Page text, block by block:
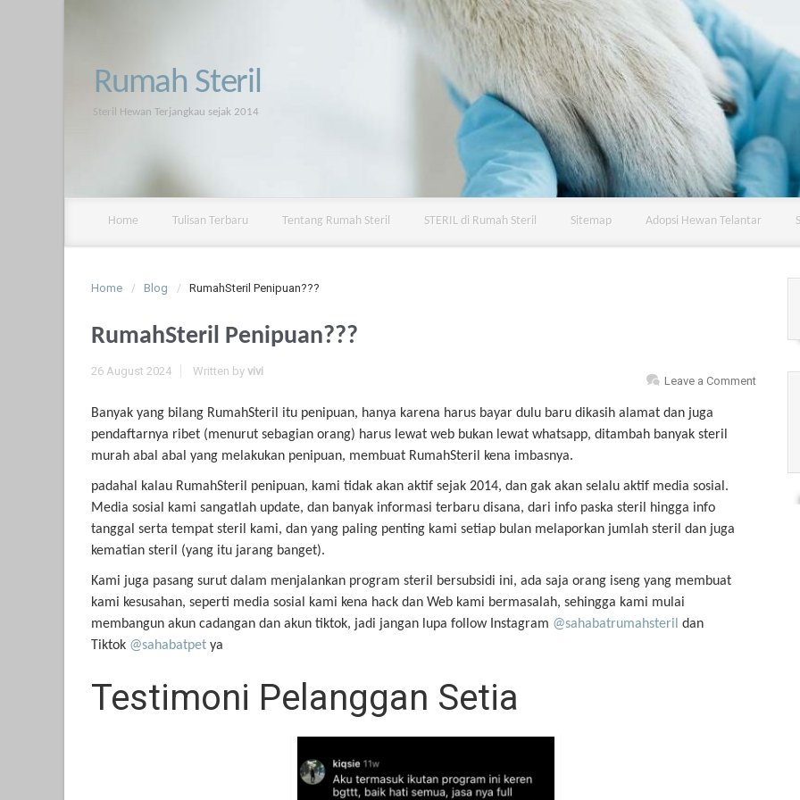
Rumah Steril
Steril Hewan Terjangkau sejak 2014
Home Tulisan Terbaru Tentang Rumah Steril STERIL di Rumah Steril Sitemap Adopsi Hewan Telantar
Home Blog RumahSteril Penipuan???
RumahSteril Penipuan???
26 August 2024
Leave a Comment
Written by vivi
Banyak yang bilang RumahSteril itu penipuan, hanya karena harus bayar dulu baru dikasih alamat dan juga
pendaftarnya ribet (menurut sebagian orang) harus lewat web bukan lewat whatsapp, ditambah banyak steril
murah abal abal yang melakukan penipuan, membuat RumahSteril kena imbasnya.
padahal kalau RumahSteril penipuan, kami tidak akan aktif sejak 2014, dan gak akan selalu aktif media sosial.
Media sosial kami sangatlah update, dan banyak informasi terbaru disana, dari info paska steril hingga info
tanggal serta tempat steril kami, dan yang paling penting kami setiap bulan melaporkan jumlah steril dan juga
kematian steril (yang itu jarang banget).
Kami juga pasang surut dalam menjalankan program steril bersubsidi ini, ada saja orang iseng yang membuat
kami kesusahan, seperti media sosial kami kena hack dan Web kami bermasalah, sehingga kami mulai
membangun akun cadangan dan akun tiktok, jadi jangan lupa follow Instagram @sahabatrumahsteril dan
Tiktok @sahabatpet ya
Testimoni Pelanggan Setia